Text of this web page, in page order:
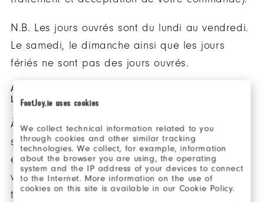
FootJoy.ie uses cookies
We collect technical information related to you
through cookies and other similar tracking
technologies. We collect, for example, information
about the browser you are using, the operating
system and the IP address of your devices to connect
to the Internet. More information on the use of
cookies on this site is available in our Cookie Policy.
N.B. Les jours ouvrés sont du lundi au vendredi.
Le samedi, le dimanche ainsi que les jours
fériés ne sont pas des jours ouvrés.
AUTRES INFORMATIONS CONCERNANT LA
LIVRAISON
À l'heure actuelle, nous ne pouvons pas
satisfaire les commandes en ligne qui sont
exonérées de taxes. Tous les prix sur le site
www.footjoy.fr sont exprimés en euros toutes
taxes comprises (TTC).